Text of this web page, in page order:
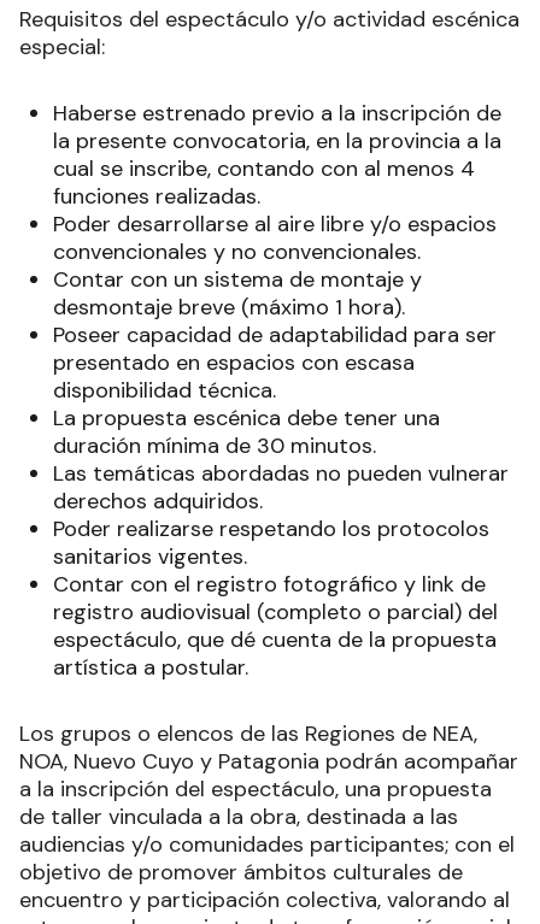
Requisitos del espectáculo y/o actividad escénica
especial:
Haberse estrenado previo a la inscripción de
la presente convocatoria, en la provincia a la
cual se inscribe, contando con al menos 4
funciones realizadas.
Poder desarrollarse al aire libre y/o espacios
convencionales y no convencionales.
Contar con un sistema de montaje y
desmontaje breve (máximo 1 hora).
Poseer capacidad de adaptabilidad para ser
presentado en espacios con escasa
disponibilidad técnica.
La propuesta escénica debe tener una
duración mínima de 30 minutos.
Las temáticas abordadas no pueden vulnerar
derechos adquiridos.
Poder realizarse respetando los protocolos
sanitarios vigentes.
Contar con el registro fotográfico y link de
registro audiovisual (completo o parcial) del
espectáculo, que dé cuenta de la propuesta
artística a postular.
Los grupos o elencos de las Regiones de NEA,
NOA, Nuevo Cuyo y Patagonia podrán acompañar
a la inscripción del espectáculo, una propuesta
de taller vinculada a la obra, destinada a las
audiencias y/o comunidades participantes; con el
objetivo de promover ámbitos culturales de
encuentro y participación colectiva, valorando al